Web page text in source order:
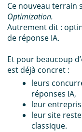
Ce nouveau terrain
Optimization.
Autrement dit :
de réponse IA.
Et pour beaucoup
est déjà concret :
leurs
réponses IA,
leur
leur site
classique.